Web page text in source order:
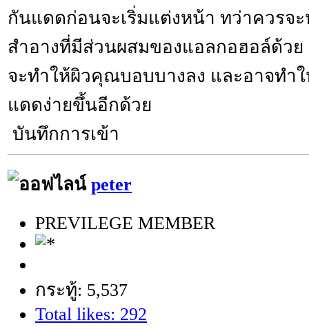
กันแดดก่อนจะเริ่มแต่งหน้า ทว่าควรจะ
สำอางที่มีส่วนผสมของแอลกอฮอล์ด้­วย
จะทำให้ผิวคุณบอบบางลง และอาจทำ
แดดง่ายขึ้นอีกด้วย
บันทึกการเข้า
peter
PREVILEGE MEMBER
กระทู้: 5,537
Total likes: 292